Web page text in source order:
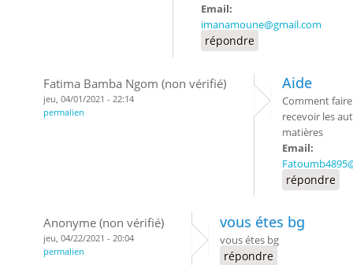
Email:
imanamoune@gmail.com
répondre
Fatima Bamba Ngom (non vérifié)
jeu, 04/01/2021 - 22:14
permalien
Aide
Comment
recevoir les
matières
Email:
répondre
Anonyme (non vérifié)
jeu, 04/22/2021 - 20:04
permalien
vous étes bg
vous étes bg
répondre